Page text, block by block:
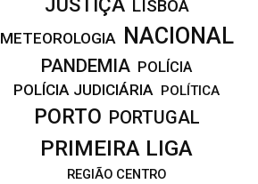
JUSTIÇA LISBOA
METEOROLOGIA NACIONAL
PANDEMIA POLÍCIA
POLÍCIA JUDICIÁRIA POLÍTICA
PORTO PORTUGAL
PRIMEIRA LIGA
REGIÃO CENTRO